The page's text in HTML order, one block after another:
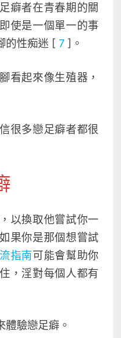
癖者在青春期的關
使是一個單一的事
的性痴迷 [ 7]。
看起來像生殖器，
很多戀足癖者都很
以換取他嘗試你一
果你是那個想嘗試
指南可能會幫助你
， 淫對每個人都有
體驗戀足癖。